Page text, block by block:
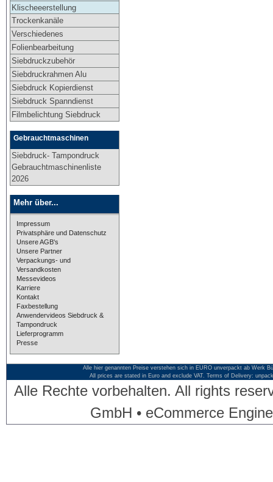
Klischeeerstellung
Trockenkanäle
Verschiedenes
Folienbearbeitung
Siebdruckzubehör
Siebdruckrahmen Alu
Siebdruck Kopierdienst
Siebdruck Spanndienst
Filmbelichtung Siebdruck
Gebrauchtmaschinen
Siebdruck- Tampondruck
Gebrauchtmaschinenliste
2026
Mehr über...
Impressum
Privatsphäre und Datenschutz
Unsere AGB's
Unsere Partner
Verpackungs- und
Versandkosten
Messevideos
Karriere
Kontakt
Faxbestellung
Anwendervideos Siebdruck &
Tampondruck
Lieferprogramm
Presse
Alle hier genannten Preise verstehen sich in EURO unverpackt ab Werk
All prices are stated in Euro and exclude VAT. Terms of Delivery:
Alle Rechte vorbehalten. All rights
GmbH • eCommerce